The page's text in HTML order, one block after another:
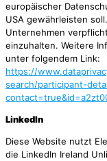
europäischer
USA gewährleisten
Unternehmen
einzuhalten. Weitere
unter folgendem Link:
https://
search/participant-
LinkedIn
Diese Website nutzt
die LinkedIn Ireland